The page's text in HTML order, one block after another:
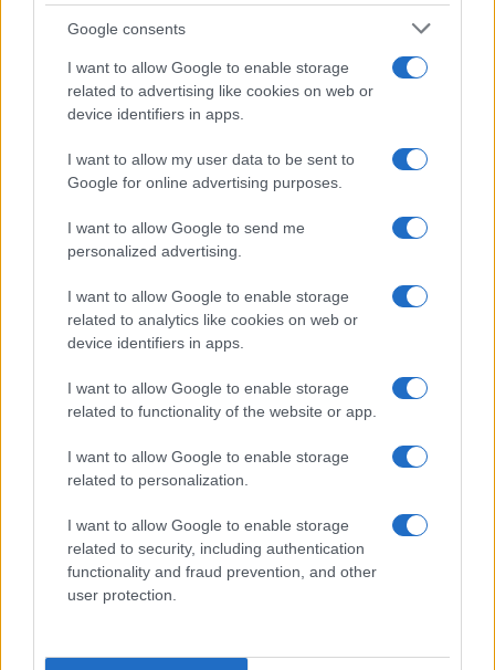
Google consents
I want to allow Google to enable storage
related to advertising like cookies on web or
device identifiers in apps.
I want to allow my user data to be sent to
Google for online advertising purposes.
I want to allow Google to send me
personalized advertising.
I want to allow Google to enable storage
related to analytics like cookies on web or
device identifiers in apps.
I want to allow Google to enable storage
related to functionality of the website or app.
I want to allow Google to enable storage
related to personalization.
I want to allow Google to enable storage
related to security, including authentication
functionality and fraud prevention, and other
user protection.